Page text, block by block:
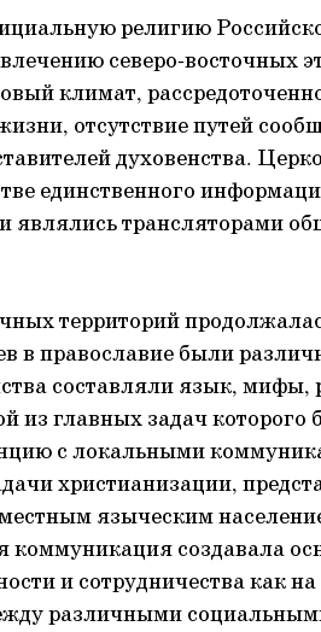
религию
северо-восточных
климат,
отсутствие путей
духовенства.
единственного
являлись трансляторами
территорий
в православие были
составляли язык, мифы,
из главных задач
с локальными
христианизации,
языческим
создавала
и сотрудничества как
различными